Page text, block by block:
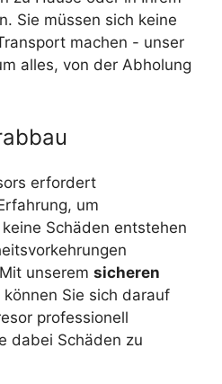
Sie müssen sich keine
machen - unser
alles, von der Abholung
erfordert
um
Schäden entstehen
unserem sicheren
können Sie sich darauf
professionell
dabei Schäden zu